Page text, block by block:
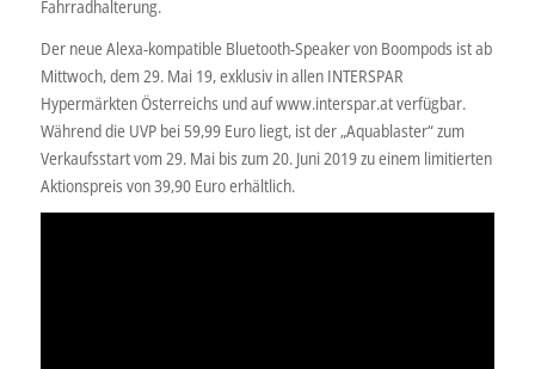
Fahrradhalterung.
Der neue Alexa-kompatible Bluetooth-Speaker von Boompods ist ab
Mittwoch, dem 29. Mai 19, exklusiv in allen INTERSPAR
Hypermärkten Österreichs und auf www.interspar.at verfügbar.
Während die UVP bei 59,99 Euro liegt, ist der „Aquablaster“ zum
Verkaufsstart vom 29. Mai bis zum 20. Juni 2019 zu einem limitierten
Aktionspreis von 39,90 Euro erhältlich.